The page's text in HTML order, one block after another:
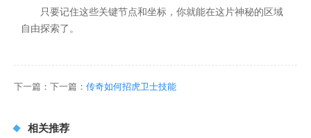
只要记住这些关键节点和坐标，你就能在这片神秘的区域
自由探索了。
下一篇：下一篇： 传奇如何招虎卫士技能
相关推荐